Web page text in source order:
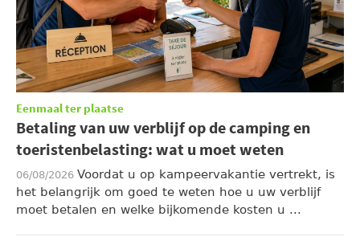
Eenmaal ter plaatse
Betaling van uw verblijf op de camping en
toeristenbelasting: wat u moet weten
06/08/2026 Voordat u op kampeervakantie vertrekt, is
het belangrijk om goed te weten hoe u uw verblijf
moet betalen en welke bijkomende kosten u ...